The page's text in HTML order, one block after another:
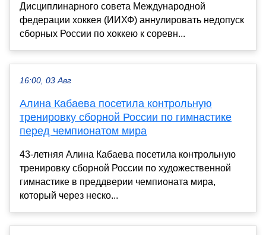
Дисциплинарного совета Международной
федерации хоккея (ИИХФ) аннулировать недопуск
сборных России по хоккею к соревн...
16:00, 03 Авг
Алина Кабаева посетила контрольную
тренировку сборной России по гимнастике
перед чемпионатом мира
43-летняя Алина Кабаева посетила контрольную
тренировку сборной России по художественной
гимнастике в преддверии чемпионата мира,
который через неско...